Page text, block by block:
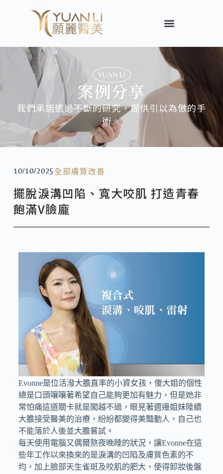
案例分享
我們承諾透過不斷的研究，提供引以為傲的手
術。
10/10/2025 全部膚質改善
擺脫淚溝凹陷、寬大咬肌 打造青春
飽滿V臉龐
Evonne是位活潑大膽直率的小資女孩，傻大姐的個性
總是口頭嚷嚷著希望自己能夠更加有魅力，但是她非
常怕痛這道關卡就是闖越不過，眼見著週邊姐妹陸續
大膽接受醫美的治療，紛紛都變得美豔動人，自己也
不能落於人後並大膽嘗試。
每天使用電腦又偶爾熬夜晚睡的狀況，讓Evonne在這
些年工作以來換來的是淚溝的凹陷及膚質色素的不
均，加上臉部天生雀斑及咬肌的肥大，使得卸妝後盤